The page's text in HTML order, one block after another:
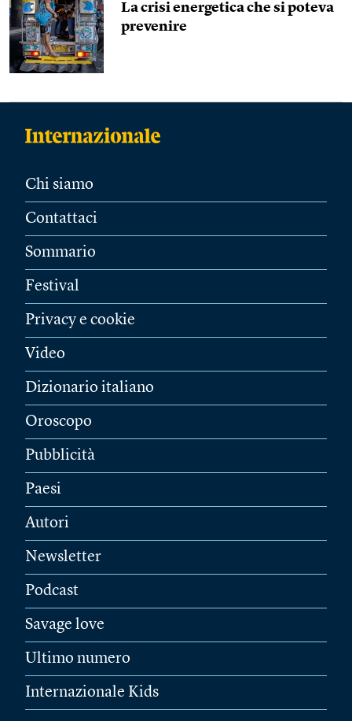
La crisi energetica che si poteva
prevenire
Chi siamo
Contattaci
Sommario
Festival
Privacy e cookie
Video
Dizionario italiano
Oroscopo
Pubblicità
Paesi
Autori
Newsletter
Podcast
Savage love
Ultimo numero
Internazionale Kids